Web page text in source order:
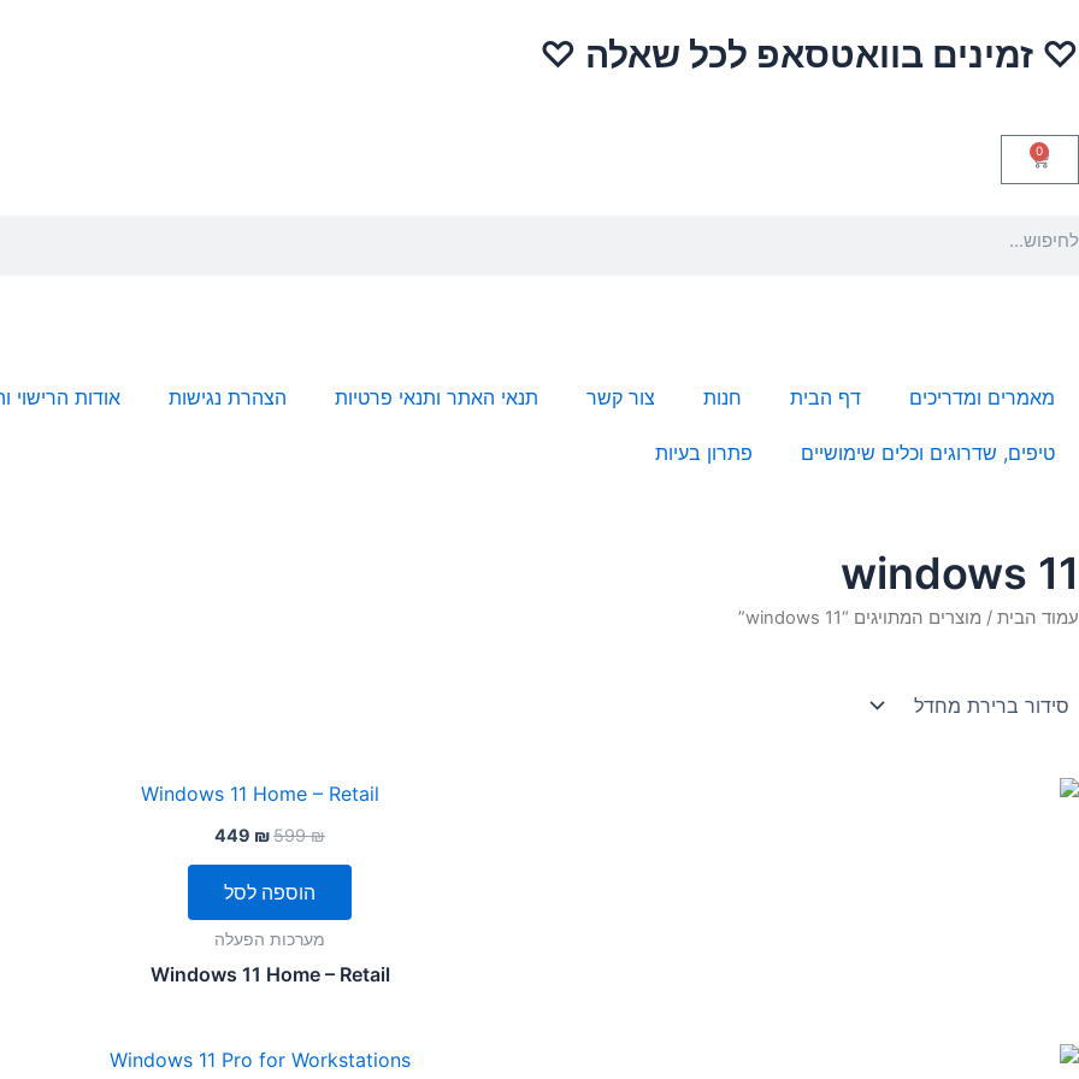
לתוכן
♡ זמינים בוואטסאפ לכל שאלה ♡
0
עגלת
קניות
מאמרים ומדריכים דף הבית חנות צור קשר תנאי האתר ותנאי פרטיות הצהרת נגישות אודות הרישוי
טיפים, שדרוגים וכלים שימושיים פתרון בעיות
windows 11
עמוד הבית / מוצרים המתויגים “windows 11”
599₪
המחיר
המקורי
היה:449 ₪
המחיר
הנוכחי
הוספה לסל
מערכות הפעלה
Windows 11 Home – Retail
המחיר
המקורי
המחיר
הנוכחי